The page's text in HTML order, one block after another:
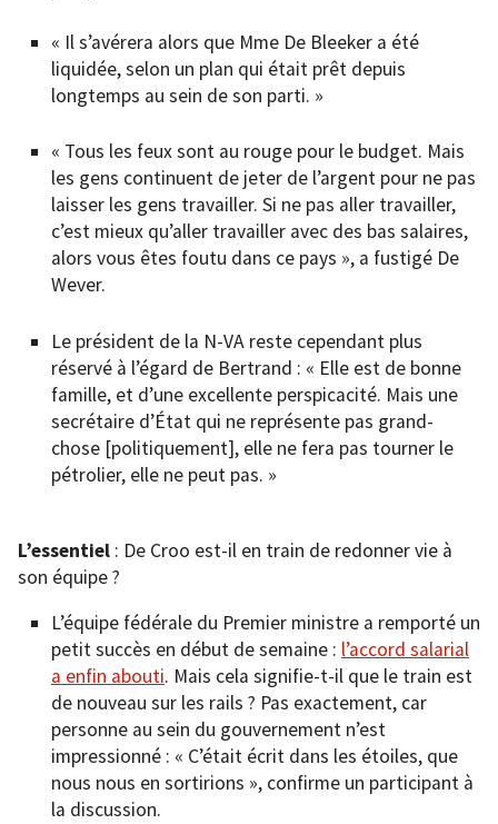
« Il s’avérera alors que Mme De Bleeker a été
liquidée, selon un plan qui était prêt depuis
longtemps au sein de son parti. »
« Tous les feux sont au rouge pour le budget. Mais
les gens continuent de jeter de l’argent pour ne pas
laisser les gens travailler. Si ne pas aller travailler,
c’est mieux qu’aller travailler avec des bas salaires,
alors vous êtes foutu dans ce pays », a fustigé De
Wever.
Le président de la N-VA reste cependant plus
réservé à l’égard de Bertrand : « Elle est de bonne
famille, et d’une excellente perspicacité. Mais une
secrétaire d’État qui ne représente pas grand-
chose [politiquement], elle ne fera pas tourner le
pétrolier, elle ne peut pas. »
L’essentiel : De Croo est-il en train de redonner vie à
son équipe ?
L’équipe fédérale du Premier ministre a remporté un
petit succès en début de semaine : l’accord salarial
a enfin abouti. Mais cela signifie-t-il que le train est
de nouveau sur les rails ? Pas exactement, car
personne au sein du gouvernement n’est
impressionné : « C’était écrit dans les étoiles, que
nous nous en sortirions », confirme un participant à
la discussion.